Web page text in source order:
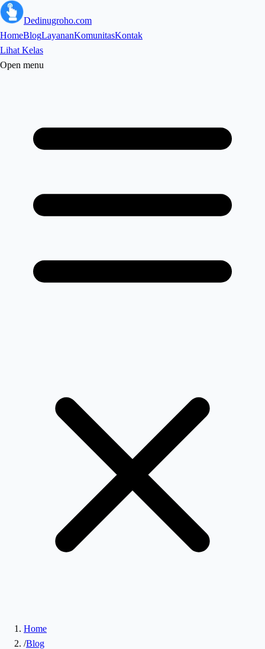
Dedinugroho.com
HomeBlogLayananKomunitasKontak
Lihat Kelas
Open menu
Home
/Blog